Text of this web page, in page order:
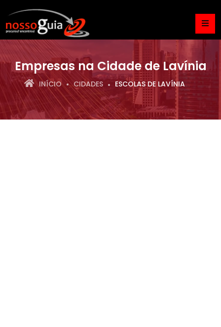
Empresas na Cidade de Lavínia
INÍCIO CIDADES ESCOLAS DE LAVÍNIA